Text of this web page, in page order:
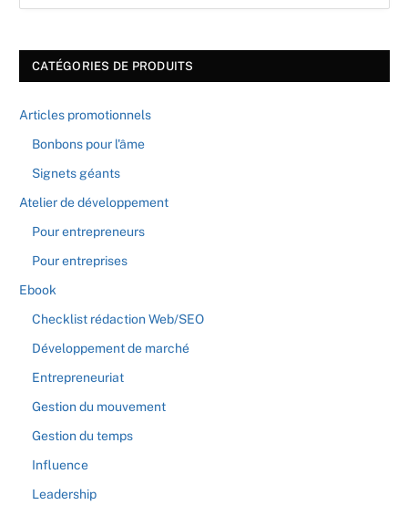
CATÉGORIES DE PRODUITS
Articles promotionnels
Bonbons pour l'âme
Signets géants
Atelier de développement
Pour entrepreneurs
Pour entreprises
Ebook
Checklist rédaction Web/SEO
Développement de marché
Entrepreneuriat
Gestion du mouvement
Gestion du temps
Influence
Leadership